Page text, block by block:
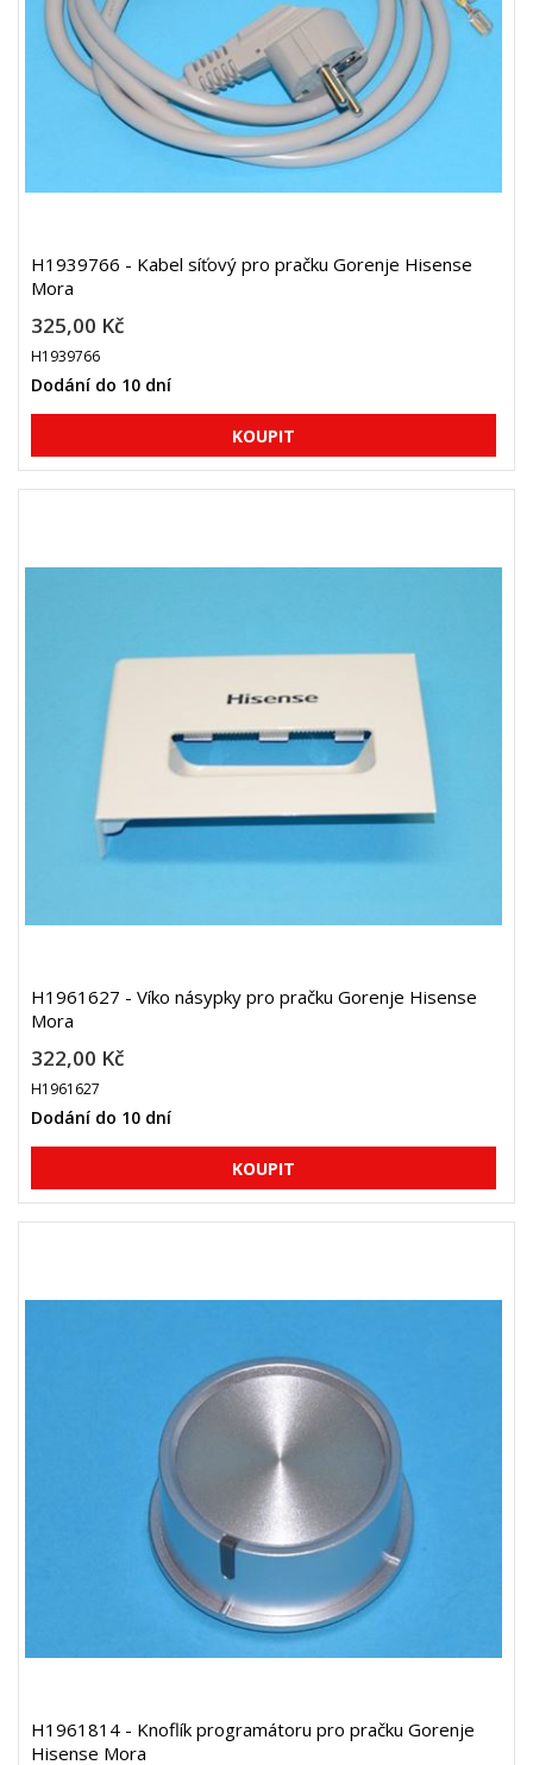
H1939766 - Kabel síťový pro pračku Gorenje Hisense
Mora
325,00 Kč
H1939766
Dodání do 10 dní
H1961627 - Víko násypky pro pračku Gorenje Hisense
Mora
322,00 Kč
H1961627
Dodání do 10 dní
H1961814 - Knoflík programátoru pro pračku Gorenje
Hisense Mora